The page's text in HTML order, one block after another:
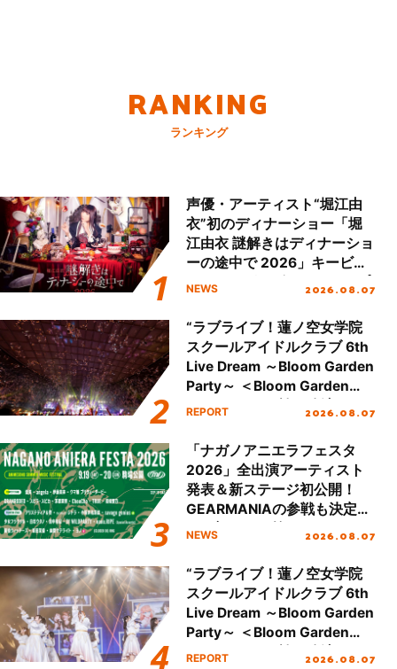
RANKING
ランキング
声優・アーティスト“堀江由
衣”初のディナーショー「堀
江由衣 謎解きはディナーショ
ーの途中で 2026」キービジ
ュアル＆グッズラインナップ
NEWS 2026.08.07
“ラブライブ！蓮ノ空女学院
スクールアイドルクラブ 6th
Live Dream ～Bloom Garden
Party～ ＜Bloom Garden
Party Stage／埼玉公演＞”
REPORT 2026.08.07
「ナガノアニエラフェスタ
2026」全出演アーティスト
発表＆新ステージ初公開！
GEARMANIAの参戦も決定
し、初となる第3ステージの
NEWS 2026.08.07
“ラブライブ！蓮ノ空女学院
スクールアイドルクラブ 6th
Live Dream ～Bloom Garden
Party～ ＜Bloom Garden
Party Stage／埼玉公演＞”
REPORT 2026.08.07